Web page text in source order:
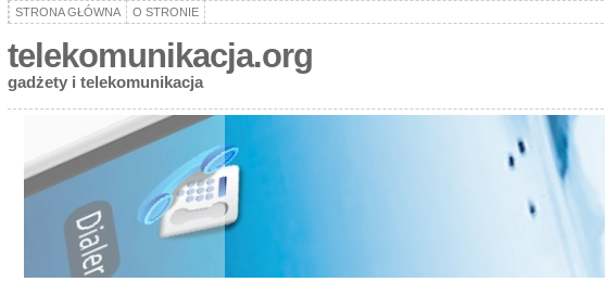
STRONA GŁÓWNA O STRONIE
telekomunikacja.org
gadżety i telekomunikacja